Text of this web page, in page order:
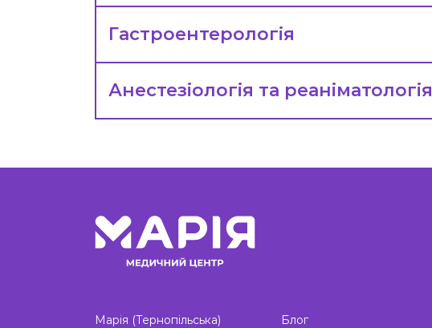
Гастроентерологія
Анестезіологія та реаніматологія
Марія (Тернопільська) Блог